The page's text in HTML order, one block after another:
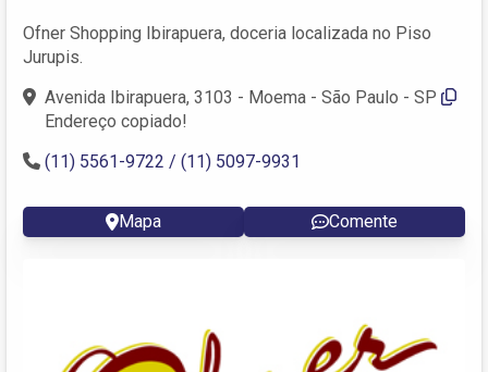
Ofner Shopping Ibirapuera, doceria localizada no Piso
Jurupis.
Avenida Ibirapuera, 3103 - Moema - São Paulo - SP
Endereço copiado!
(11) 5561-9722 / (11) 5097-9931
Mapa Comente